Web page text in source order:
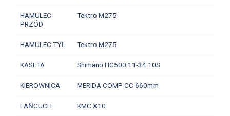
HAMULEC
PRZÓD
Tektro M275
HAMULEC TYŁ Tektro M275
KASETA Shimano HG500 11-34 10S
KIEROWNICA MERIDA COMP CC 660mm
LAŃCUCH KMC X10